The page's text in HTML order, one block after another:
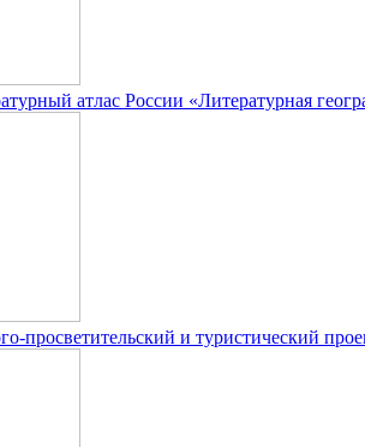
атлас России «Литературная
просветительский и туристический